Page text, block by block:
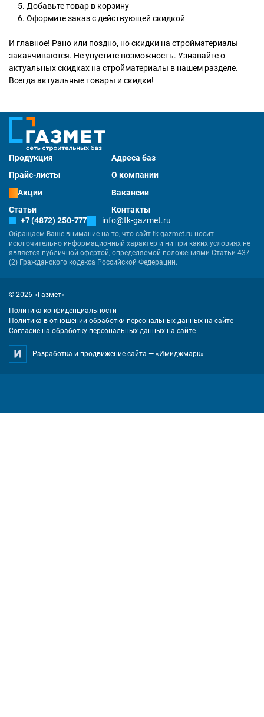
Добавьте товар в корзину
Оформите заказ с действующей скидкой
И главное! Рано или поздно, но скидки на стройматериалы
заканчиваются. Не упустите возможность. Узнавайте о
актуальных скидках на стройматериалы в нашем разделе.
Всегда актуальные товары и скидки!
Продукция
Адреса баз
Прайс-листы
О компании
Акции
Вакансии
Статьи
Контакты
+7 (4872) 250-777
info@tk-gazmet.ru
Обращаем Ваше внимание на то, что сайт tk-gazmet.ru носит
исключительно информационный характер и ни при каких условиях не
является публичной офертой, определяемой положениями Статьи 437
(2) Гражданского кодекса Российской Федерации.
© 2026 «Газмет»
Политика конфиденциальности
Политика в отношении обработки персональных данных на сайте
Согласие на обработку персональных данных на сайте
Разработка и продвижение сайта — «Имиджмарк»